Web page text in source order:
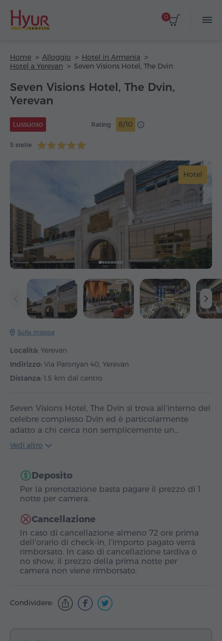
0
Home Alloggio
Hotel in Armenia
Hotel a Yerevan
Seven Visions Hotel, The Dvin
Seven Visions Hotel, The Dvin,
Yerevan
Lussuoso
5 stelle
Rating 8/10
Hotel
Sulla mappa
Località: Yerevan
Indirizzo: Via Paronyan 40, Yerevan
Distanza: 1.5 km dal centro
Seven Visions Hotel, The Dvin si trova all'interno del
celebre complesso Dvin ed è particolarmente
adatto a chi cerca non semplicemente un…
Vedi altro
Deposito
Per la prenotazione basta pagare il prezzo di 1
notte per camera.
Cancellazione
In caso di cancellazione almeno 72 ore prima
dell'orario di check-in, l'importo pagato verrà
rimborsato. In caso di cancellazione tardiva o
no show, il prezzo della prima notte per
camera non viene rimborsato.
Condividere: